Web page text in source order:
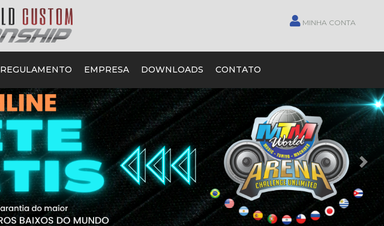
MINHA CONTA
REGULAMENTO EMPRESA DOWNLOADS CONTATO